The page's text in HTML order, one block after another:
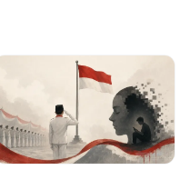
Rakyat